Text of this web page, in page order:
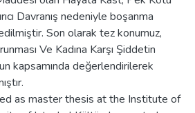
Davranış nedeniyle boşanma
Son olarak tez konumuz,
Ve Kadına Karşı Şiddetin
kapsamında değerlendirilerek
as master thesis at the Institute of